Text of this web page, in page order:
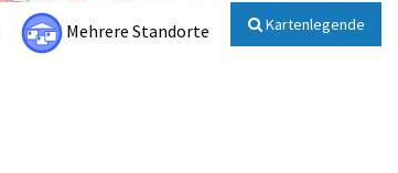
Mehrere Standorte Kartenlegende